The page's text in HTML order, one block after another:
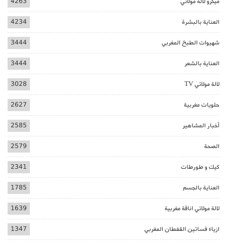
العناية بالبشرة 4234
شهيوات الطبخ المغربي 3444
العناية بالشعر 3444
لالة مولاتي TV 3028
حلويات مغربية 2627
أخبار المشاهير 2585
الصحة 2579
كيك و طورطات 2341
العناية بالجسم 1785
لالة مولاتي اناقة مغربية 1639
ازياء فساتين القفطان المغربي 1347